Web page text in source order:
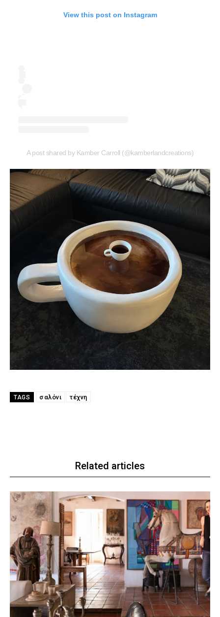
View this post on Instagram
A post shared by Kamber Carroll (@kamberlandcreations)
TAGS σαλόνι τέχνη
Related articles